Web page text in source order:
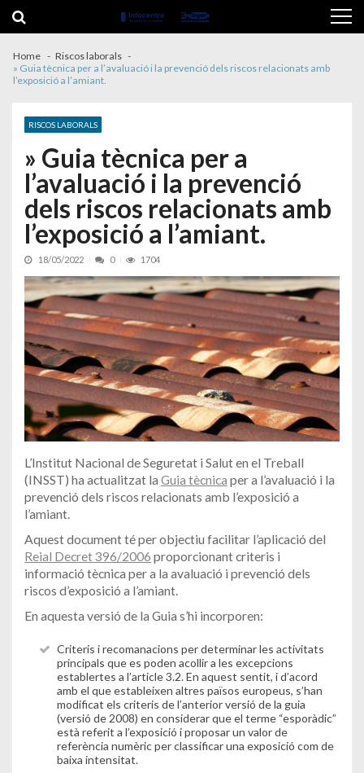
Home
Riscos laborals
» Guia tècnica per a l’avaluació i la prevenció dels riscos relacionats amb
l’exposició a l’amiant.
RISCOS LABORALS
» Guia tècnica per a
l’avaluació i la prevenció
dels riscos relacionats amb
l’exposició a l’amiant.
18/05/2022 0 1704
L’Institut Nacional de Seguretat i Salut en el Treball
(INSST) ha actualitzat la Guia tècnica per a l’avaluació i la
prevenció dels riscos relacionats amb l’exposició a
l’amiant.
Aquest document té per objectiu facilitar l’aplicació del
Reial Decret 396/2006 proporcionant criteris i
informació tècnica per a la avaluació i prevenció dels
riscos d’exposició a l’amiant.
En aquesta versió de la Guia s’hi incorporen:
Criteris i recomanacions per determinar les activitats
principals que es poden acollir a les excepcions
establertes a l’article 3.2. En aquest sentit, i d’acord
amb el que estableixen altres països europeus, s’han
modificat els criteris de l’anterior versió de la guia
(versió de 2008) en considerar que el terme “esporàdic”
està referit a l’exposició i proposar un valor de
referència numèric per classificar una exposició com de
baixa intensitat.